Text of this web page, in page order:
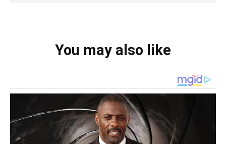
You may also like